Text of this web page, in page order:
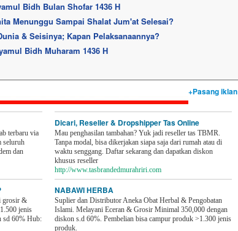
Bidh Bulan Shofar 1436 H
Menunggu Sampai Shalat Jum'at Selesai?
& Seisinya; Kapan Pelaksanaannya?
Bidh Muharam 1436 H
+Pasang iklan
terbaru via
seluruh
dan
grosir &
jenis
sd 60% Hub:
Dicari, Reseller & Dropshipper Tas Online
Mau penghasilan tambahan? Yuk jadi reseller tas TBMR.
Tanpa modal, bisa dikerjakan siapa saja dari rumah atau di
waktu senggang. Daftar sekarang dan dapatkan diskon
khusus reseller
http://www.tasbrandedmurahriri.com
NABAWI HERBA
Suplier dan Distributor Aneka Obat Herbal & Pengobatan
Islami. Melayani Eceran & Grosir Minimal 350,000 dengan
diskon s.d 60%. Pembelian bisa campur produk >1.300 jenis
produk.